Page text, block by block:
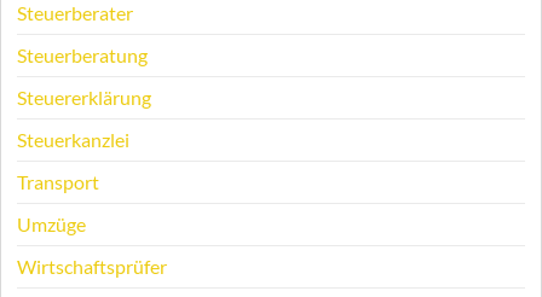
Steuerberater
Steuerberatung
Steuererklärung
Steuerkanzlei
Transport
Umzüge
Wirtschaftsprüfer